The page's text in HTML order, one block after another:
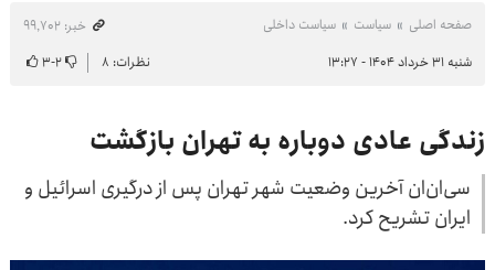
صفحه اصلی سیاست سیاست داخلی
خبر: ۹۹٬۷۰۲
شنبه ۳۱ خرداد ۱۴۰۴ - ۱۳:۲۷
نظرات: ۸ ۲-۳
زندگی عادی دوباره به تهران بازگشت
سی‌ان‌ان آخرین وضعیت شهر تهران پس از درگیری اسرائیل و
ایران تشریح کرد.